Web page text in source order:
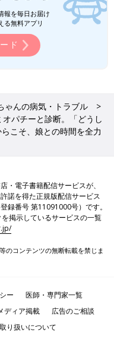
報を毎日お届け
る無料アプリ
ド
ゃんの病気・トラブル
パチーと診断。「どうし
こそ、娘との時間を全力
・電子書籍配信サービスが、
諾を得た正規版配信サービス
録番号 第11091000号）です。
掲示しているサービスの一覧
のコンテンツの無断転載を禁じま
ー
医師・専門家一覧
ディア掲載
広告のご相談
り扱いについて